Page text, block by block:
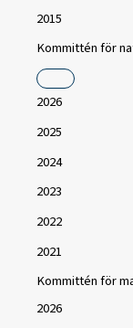
2015
Kommittén för
2026
2025
2024
2023
2022
2021
Kommittén för
2026